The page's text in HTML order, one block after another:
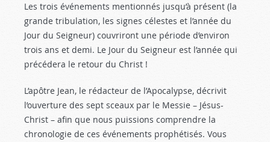
Les trois événements mentionnés jusqu’à présent (la
grande tribulation, les signes célestes et l’année du
Jour du Seigneur) couvriront une période d’environ
trois ans et demi. Le Jour du Seigneur est l’année qui
précédera le retour du Christ !
L’apôtre Jean, le rédacteur de l’Apocalypse, décrivit
l’ouverture des sept sceaux par le Messie – Jésus-
Christ – afin que nous puissions comprendre la
chronologie de ces événements prophétisés. Vous